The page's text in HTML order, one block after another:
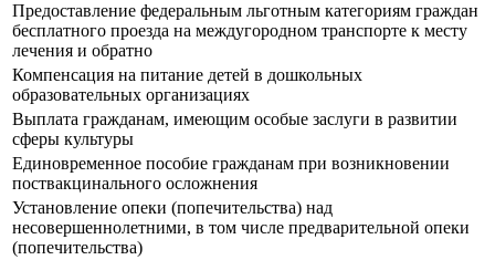
Предоставление федеральным льготным категориям граждан
бесплатного проезда на междугородном транспорте к месту
лечения и обратно
Компенсация на питание детей в дошкольных
образовательных организациях
Выплата гражданам, имеющим особые заслуги в развитии
сферы культуры
Единовременное пособие гражданам при возникновении
поствакцинального осложнения
Установление опеки (попечительства) над
несовершеннолетними, в том числе предварительной опеки
(попечительства)